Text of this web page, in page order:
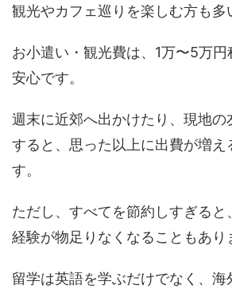
観光やカフェ巡りを楽しむ方も多
お小遣い・観光費は、1万〜5万円
安心です。
週末に近郊へ出かけたり、現地の
すると、思った以上に出費が増え
す。
ただし、すべてを節約しすぎる
経験が物足りなくなることもあり
留学は英語を学ぶだけでなく、